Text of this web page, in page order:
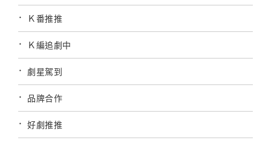
Ｋ番推推
Ｋ編追劇中
劇星駕到
品牌合作
好劇推推